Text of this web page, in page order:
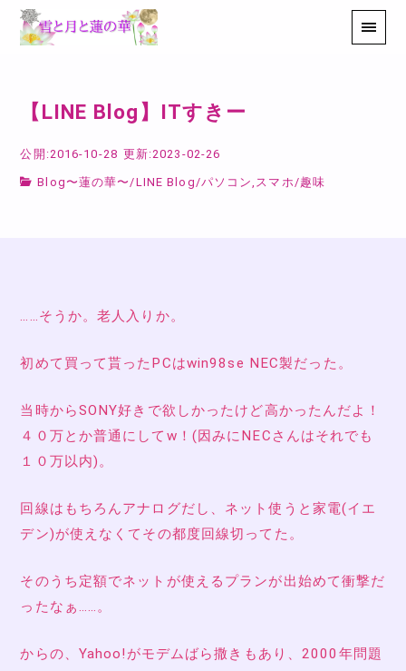
【LINE Blog】ITすきー
公開:2016-10-28 更新:2023-02-26
Blog〜蓮の華〜 /LINE Blog /パソコン,スマホ /趣味
……そうか。老人入りか。
初めて買って貰ったPCはwin98se NEC製だった。
当時からSONY好きで欲しかったけど高かったんだよ！
４０万とか普通にしてw！(因みにNECさんはそれでも
１０万以内)。
回線はもちろんアナログだし、ネット使うと家電(イエ
デン)が使えなくてその都度回線切ってた。
そのうち定額でネットが使えるプランが出始めて衝撃だ
ったなぁ……。
からの、Yahoo!がモデムばら撒きもあり、2000年問題